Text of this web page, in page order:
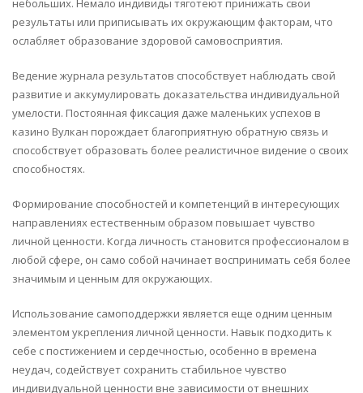
результаты или приписывать их окружающим факторам, что
ослабляет образование здоровой самовосприятия.
Ведение журнала результатов способствует наблюдать свой
развитие и аккумулировать доказательства индивидуальной
умелости. Постоянная фиксация даже маленьких успехов в
казино Вулкан порождает благоприятную обратную связь и
способствует образовать более реалистичное видение о своих
способностях.
Формирование способностей и компетенций в интересующих
направлениях естественным образом повышает чувство
личной ценности. Когда личность становится профессионалом в
любой сфере, он само собой начинает воспринимать себя более
значимым и ценным для окружающих.
Использование самоподдержки является еще одним ценным
элементом укрепления личной ценности. Навык подходить к
себе с постижением и сердечностью, особенно в времена
неудач, содействует сохранить стабильное чувство
индивидуальной ценности вне зависимости от внешних